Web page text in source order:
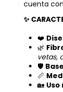
cuenta
✨
❤️
🌿
vetas,
🛡️
📏
🏡